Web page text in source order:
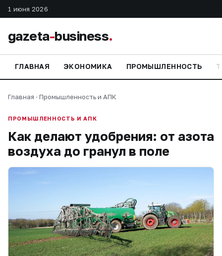
1 июня 2026
gazeta-business.
ГЛАВНАЯ ЭКОНОМИКА ПРОМЫШЛЕННОСТЬ
Главная · Промышленность и АПК
ПРОМЫШЛЕННОСТЬ И АПК
Как делают удобрения: от азота
воздуха до гранул в поле